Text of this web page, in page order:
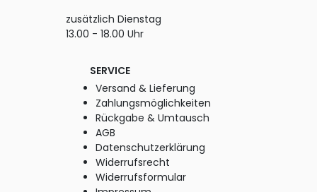
zusätzlich Dienstag
13.00 - 18.00 Uhr
SERVICE
Versand & Lieferung
Zahlungsmöglichkeiten
Rückgabe & Umtausch
AGB
Datenschutzerklärung
Widerrufsrecht
Widerrufsformular